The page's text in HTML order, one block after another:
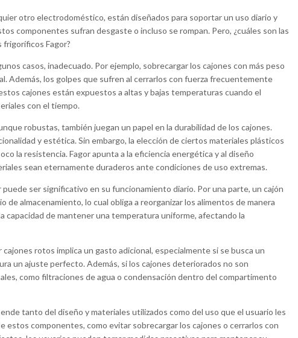
otro electrodoméstico, están diseñados para soportar un uso diario y
componentes sufran desgaste o incluso se rompan. Pero, ¿cuáles son las
frigoríficos Fagor?
casos, inadecuado. Por ejemplo, sobrecargar los cajones con más peso
Además, los golpes que sufren al cerrarlos con fuerza frecuentemente
cajones están expuestos a altas y bajas temperaturas cuando el
con el tiempo.
robustas, también juegan un papel en la durabilidad de los cajones.
y estética. Sin embargo, la elección de ciertos materiales plásticos
la resistencia. Fagor apunta a la eficiencia energética y al diseño
sean eternamente duraderos ante condiciones de uso extremas.
ser significativo en su funcionamiento diario. Por una parte, un cajón
almacenamiento, lo cual obliga a reorganizar los alimentos de manera
de mantener una temperatura uniforme, afectando la
rotos implica un gasto adicional, especialmente si se busca un
un ajuste perfecto. Además, si los cajones deteriorados no son
como filtraciones de agua o condensación dentro del compartimento
tanto del diseño y materiales utilizados como del uso que el usuario les
estos componentes, como evitar sobrecargar los cajones o cerrarlos con